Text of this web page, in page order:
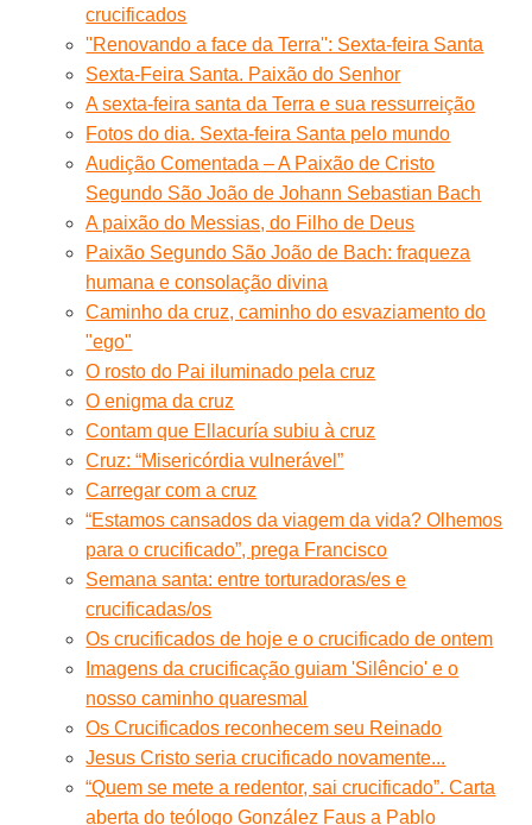
crucificados
''Renovando a face da Terra'': Sexta-feira Santa
Sexta-Feira Santa. Paixão do Senhor
A sexta-feira santa da Terra e sua ressurreição
Fotos do dia. Sexta-feira Santa pelo mundo
Audição Comentada – A Paixão de Cristo
Segundo São João de Johann Sebastian Bach
A paixão do Messias, do Filho de Deus
Paixão Segundo São João de Bach: fraqueza
humana e consolação divina
Caminho da cruz, caminho do esvaziamento do
"ego"
O rosto do Pai iluminado pela cruz
O enigma da cruz
Contam que Ellacuría subiu à cruz
Cruz: “Misericórdia vulnerável”
Carregar com a cruz
“Estamos cansados da viagem da vida? Olhemos
para o crucificado”, prega Francisco
Semana santa: entre torturadoras/es e
crucificadas/os
Os crucificados de hoje e o crucificado de ontem
Imagens da crucificação guiam 'Silêncio' e o
nosso caminho quaresmal
Os Crucificados reconhecem seu Reinado
Jesus Cristo seria crucificado novamente...
“Quem se mete a redentor, sai crucificado”. Carta
aberta do teólogo González Faus a Pablo